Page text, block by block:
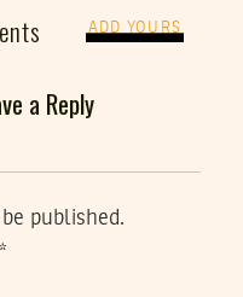
ADD YOURS
a Reply
published.
*